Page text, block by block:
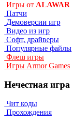
Игры от ALAWAR
Патчи
Демоверсии игр
Видео из игр
Софт, драйверы
Популярные файлы
Флеш игры
Игры Armor Games
Нечестная игра
Чит коды
Прохождения